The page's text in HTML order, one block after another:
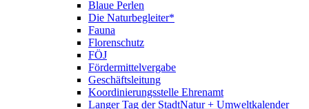
Blaue Perlen
Die Naturbegleiter*
Fauna
Florenschutz
FÖJ
Fördermittelvergabe
Geschäftsleitung
Koordinierungsstelle Ehrenamt
Langer Tag der StadtNatur + Umweltkalender